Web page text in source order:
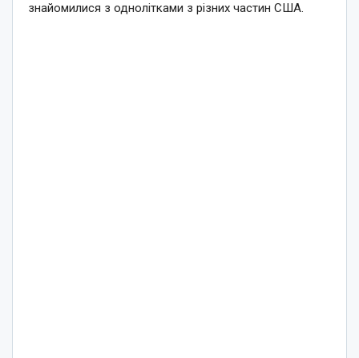
знайомилися з однолітками з різних частин США.